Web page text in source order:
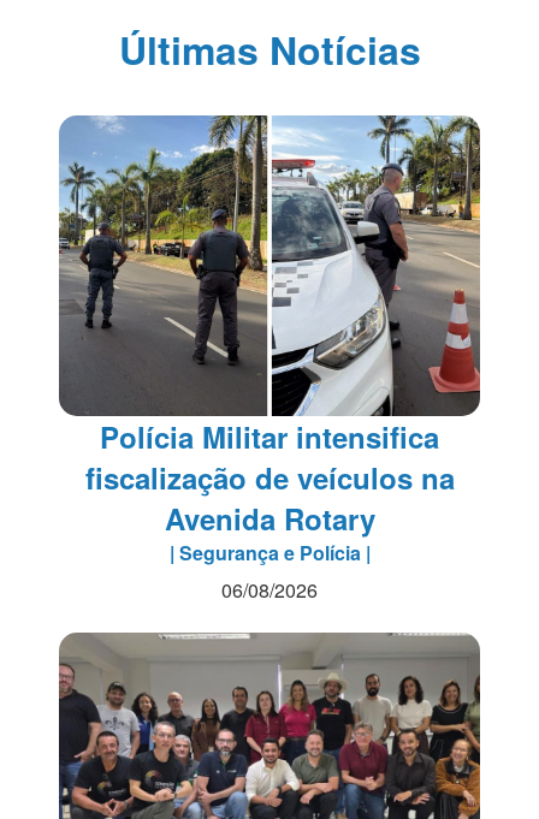
Últimas Notícias
Polícia Militar intensifica
fiscalização de veículos na
Avenida Rotary
| Segurança e Polícia |
06/08/2026